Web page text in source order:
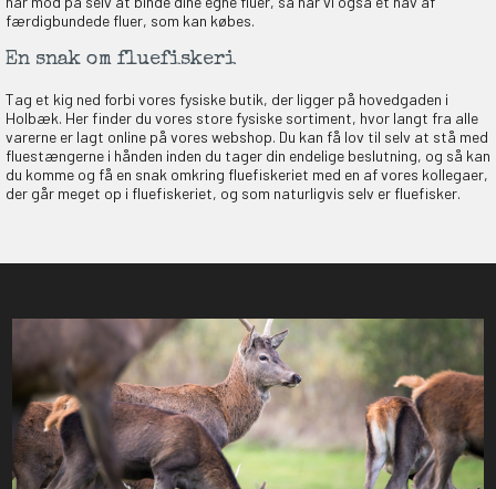
færdigbundede fluer, som kan købes.
En snak om fluefiskeri
Tag et kig ned forbi vores fysiske butik, der ligger på hovedgaden i
Holbæk. Her finder du vores store fysiske sortiment, hvor langt fra alle
varerne er lagt online på vores webshop. Du kan få lov til selv at stå med
fluestængerne i hånden inden du tager din endelige beslutning, og så kan
du komme og få en snak omkring fluefiskeriet med en af vores kollegaer,
der går meget op i fluefiskeriet, og som naturligvis selv er fluefisker.